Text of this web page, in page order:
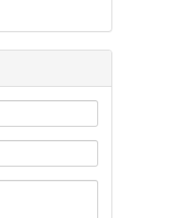
Подробнее >>
Подробнее >>
Подробнее >>